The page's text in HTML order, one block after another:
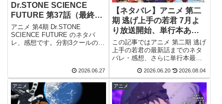
Dr.STONE SCIENCE
FUTURE 第37話（最終
回）「未来を唆るもの」
のネタバレ、感想
アニメ 第4期 Dr.STONE
SCIENCE FUTURE のネタバ
レ、感想です。分割3クールの第
は、TV放送だけでなくABEMA
等のネット配信でも視聴出来ま
す。前回の記事はこちら...
2026.06.27
【ネタバレ】アニメ 第二
期 逃げ上手の若君 7月よ
り放送開始、単行本あら
すじも紹介
この記事ではアニメ 第二期 逃げ
上手の若君の最新話までのネタ
バレ・感想、さらに単行本最新
ご紹介します。TVアニメ 逃げ上
手の若君 第十三～十五回のネタ
バレ、感想アニメ 第十三回（第
二期 第一回）のネタバレ、感想
2026.06.20 2026.08.04
アニメ アニメ